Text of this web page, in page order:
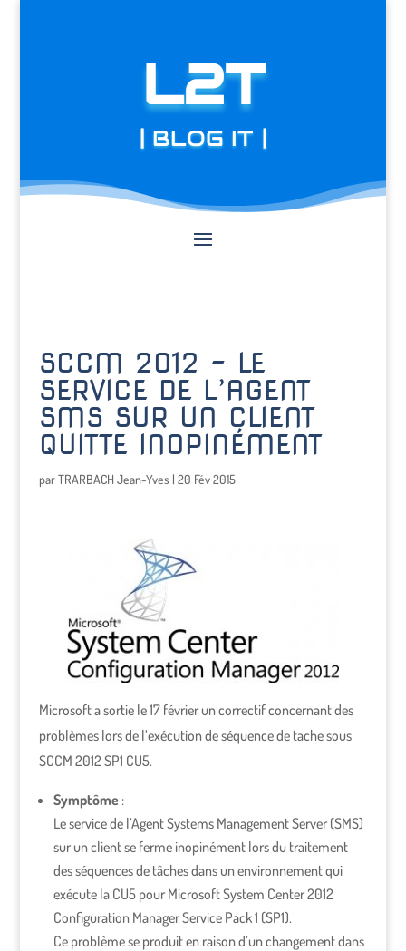
L2T
| BLOG IT |
SCCM 2012 – LE
SERVICE DE L’AGENT
SMS SUR UN CLIENT
QUITTE INOPINÉMENT
parTRARBACH Jean-Yves | 20 Fév 2015
Microsoft a sortie le 17 février un correctif concernant des
problèmes lors de l’exécution de séquence de tache sous
SCCM 2012 SP1 CU5.
Symptôme:
Le service de l’Agent Systems Management Server (SMS)
sur un client se ferme inopinément lors du traitement
des séquences de tâches dans un environnement qui
exécute la CU5 pour Microsoft System Center 2012
Configuration Manager Service Pack 1 (SP1).
Ce problème se produit en raison d’un changement dans